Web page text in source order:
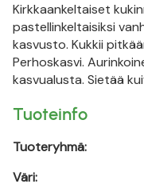
Kirkkaankeltaiset
pastellinkeltaisiksi
kasvusto. Kukkii
Perhoskasvi.
kasvualusta. Sietää
Tuoteinfo
Tuoteryhmä:
Väri: